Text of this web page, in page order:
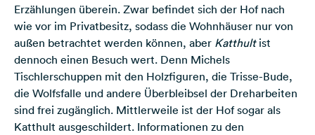
Erzählungen überein. Zwar befindet sich der Hof nach
wie vor im Privatbesitz, sodass die Wohnhäuser nur von
außen betrachtet werden können, aber Katthult ist
dennoch einen Besuch wert. Denn Michels
Tischlerschuppen mit den Holzfiguren, die Trisse-Bude,
die Wolfsfalle und andere Überbleibsel der Dreharbeiten
sind frei zugänglich. Mittlerweile ist der Hof sogar als
Katthult ausgeschildert. Informationen zu den